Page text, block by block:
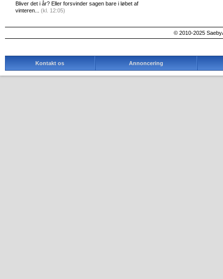
Bliver det i år? Eller forsvinder sagen bare i løbet af
vinteren... (kl. 12:05)
© 2010-2025
Kontakt os Annoncering